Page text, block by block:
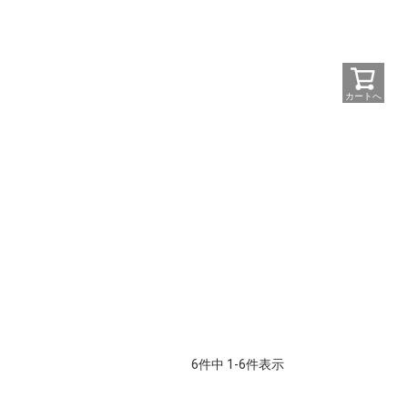
6件中 1 -6件表示
カートへ